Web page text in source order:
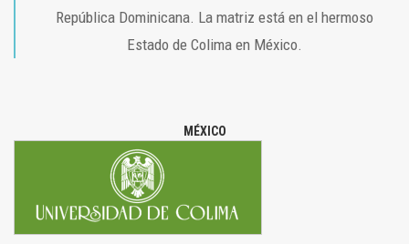
República Dominicana. La matriz está en el hermoso
Estado de Colima en México.
MÉXICO